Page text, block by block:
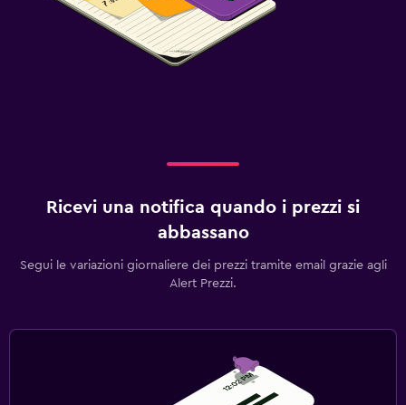
Ricevi una notifica quando i prezzi si
abbassano
Segui le variazioni giornaliere dei prezzi tramite email grazie agli
Alert Prezzi.